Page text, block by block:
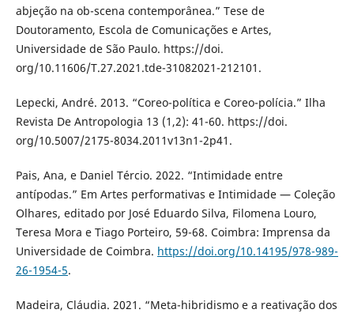
abjeção na ob-scena contemporânea.” Tese de
Doutoramento, Escola de Comunicações e Artes,
Universidade de São Paulo. https://doi.
org/10.11606/T.27.2021.tde-31082021-212101.
Lepecki, André. 2013. “Coreo-política e Coreo-polícia.” Ilha
Revista De Antropologia 13 (1,2): 41-60. https://doi.
org/10.5007/2175-8034.2011v13n1-2p41.
Pais, Ana, e Daniel Tércio. 2022. “Intimidade entre
antípodas.” Em Artes performativas e Intimidade — Coleção
Olhares, editado por José Eduardo Silva, Filomena Louro,
Teresa Mora e Tiago Porteiro, 59-68. Coimbra: Imprensa da
Universidade de Coimbra. https://doi.org/10.14195/978-989-
26-1954-5.
Madeira, Cláudia. 2021. “Meta-hibridismo e a reativação dos